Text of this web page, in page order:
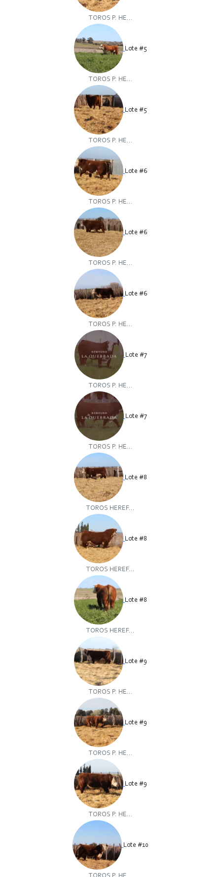
TOROS P. HE...
Lote #5
TOROS P. HE...
Lote #5
TOROS P. HE...
Lote #6
TOROS P. HE...
Lote #6
TOROS P. HE...
Lote #6
TOROS P. HE...
Lote #7
TOROS P. HE...
Lote #7
TOROS P. HE...
Lote #8
TOROS HEREF...
Lote #8
TOROS HEREF...
Lote #8
TOROS HEREF...
Lote #9
TOROS P. HE...
Lote #9
TOROS P. HE...
Lote #9
TOROS P. HE...
Lote #10